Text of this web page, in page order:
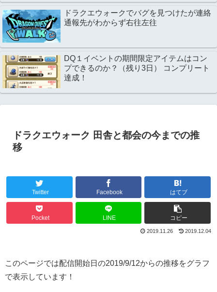
ドラクエウォークでバグを見つけたが連絡
通報先がわからず右往左往
DQ１イベントの期間限定アイテムはコン
プできるのか？（残り3日） コンプリート
達成！
ドラクエウォーク 田舎と都会の今までの推
移
Twitter Facebook はてブ
Pocket LINE コピー
2019.12.04
2019.11.26
このページでは配信開始日の2019/9/12からの推移をグラフ
で表示しています！